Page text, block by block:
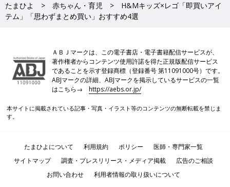
たまひよ 赤ちゃん・育児
H&Mキッズ×レゴ「即買いアイ
テム」「思わずまとめ買い」おすすめ4選
ＡＢＪマークは、この電子書店・電子書籍配信サービスが、
著作権者からコンテンツ使用許諾を得た正規版配信サービス
であることを示す登録商標（登録番号 第11091000号）です。
ABJマークの詳細、ABJマークを掲示しているサービスの一覧
はこちら→https://aebs.or.jp/
本サイトに掲載されている記事・写真・イラスト等のコンテンツの無断転載を禁じま
す。
たまひよについて 利用規約 ポリシー
医師・専門家一覧
サイトマップ
調査・プレスリリース・メディア掲載
広告のご相談
お問い合わせ
利用者情報の取り扱いについて